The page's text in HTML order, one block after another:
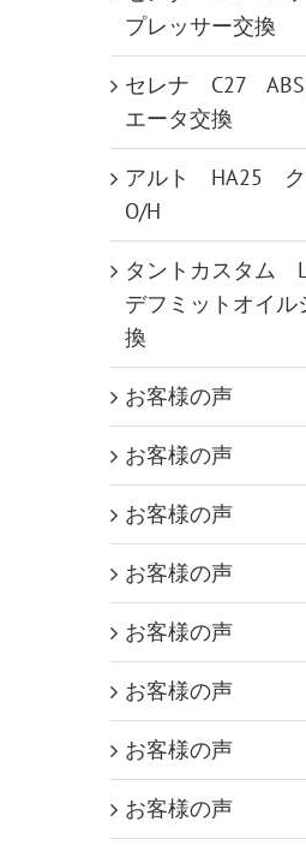
プレッサー交換
セレナ C27 ABS
エータ交換
アルト HA25 ク
O/H
タントカスタム
デフミットオイル
換
お客様の声
お客様の声
お客様の声
お客様の声
お客様の声
お客様の声
お客様の声
お客様の声